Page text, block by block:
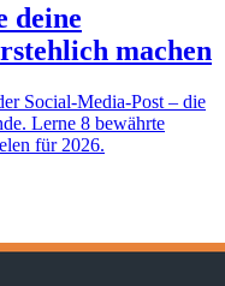
deine
machen
Social-Media-Post – die
Lerne 8 bewährte
für 2026.